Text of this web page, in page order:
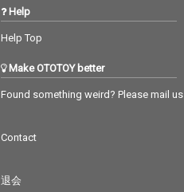
Help
Help Top
Make OTOTOY better
Found something weird? Please mail us
Contact
退会